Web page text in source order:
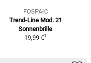
FOSPAIC
Trend-Line Mod. 21
Sonnenbrille
19,99 €1